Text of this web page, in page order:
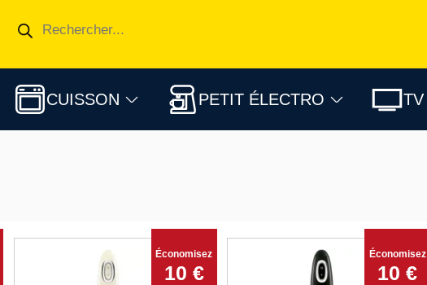
CUISSON PETIT ÉLECTRO TV
Économisez
10 €
Économisez
10 €